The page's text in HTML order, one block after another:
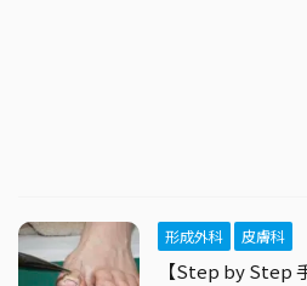
形成外科 皮膚科
【Step by Step